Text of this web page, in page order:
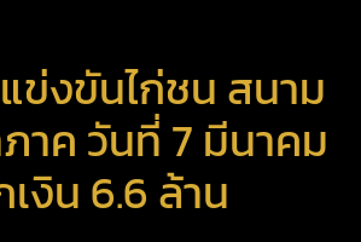
ข่งขันไก่ชน สนาม
าค วันที่ 7 มีนาคม
งิน 6.6 ล้าน